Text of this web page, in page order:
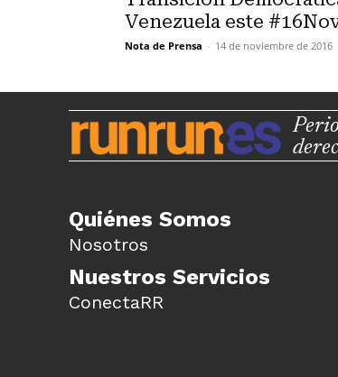
Venezuela este
Nota de Prensa - 14 de noviembre de 2016
Quiénes Somos
Nosotros
Nuestros Servicios
ConectaRR